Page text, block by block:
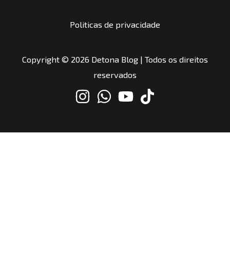
Politicas de privacidade
Copyright © 2026 Detona Blog | Todos os direitos
reservados